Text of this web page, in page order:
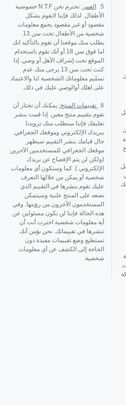
5. العمر:
نحترم نحن N.T.F خصوصية
الأطفال. لذلك فإننا لانقوم بشكل
مقصود أو غير مقصود بجمع معلومات
شخصية من الأطفال تحت سن 13.
يطلب منك موقعنا أن تقوم بالتأكيد انك
اما فوق سن 18 أو أنك تقوم باستخدام
الموقع تحت إشراف الأهل أو وصي. إذا
كنت تحت سن 13 يرجى منك عدم
تسليم معلوماتك الشخصية لنا والاعتماد
على اهلك أوالوصي عليك في ذلك.
6. تقييمات المنتج: يمكنك أن تختار أن
تقوم بتقييم منتج معين. إذا قمت بنشر
تعليقك فإننا سنطلب منك تزويدنا
ببريدك الإلكتروني وموقعك الجغرافي.
حال قيامك بنشر التقييم سيظهر
موقعك الجغرافي للمستخدمين الآخرين
(ولكن لن يتم الإفصاح عن بريدك
الإلكتروني ). كما وستكون أي معلومات
شخصية أو يمكن من خلالها التعرف
عليك تقوم بنشرها في التقييم الذي
تضعه على المنتج علنية وسيتمكن
المستخدمون الآخرون من رؤيتها. وفي
هذه الحالة فإننا لن نكون مسئولين عن
أية معلومات شخصية اخترت أنت أن
تنشرها في تقييماتك. نحن نؤمن أنك
تستطيع وضع تقييمات مفيدة دون
الحاجة إلى الكشف عن أي معلومات
شخصية.